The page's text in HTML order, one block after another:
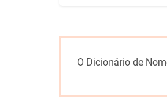
O Dicionário de